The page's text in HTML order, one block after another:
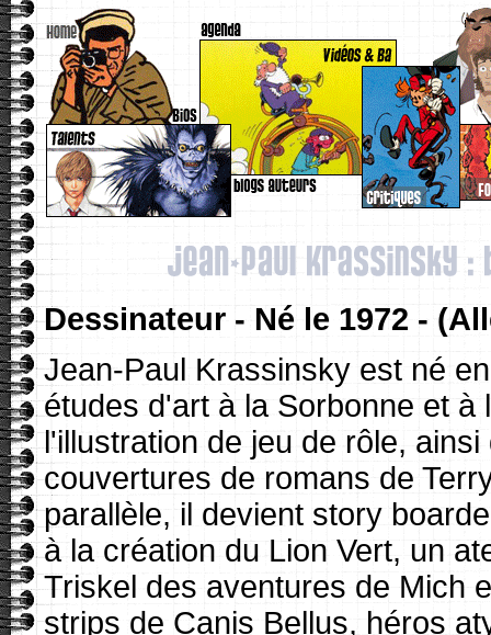
Dessinateur - Né le 1972 -
Jean-Paul Krassinsky est né
études d'art à la Sorbonne et
l'illustration de jeu de rôle,
couvertures de romans de
parallèle, il devient story
à la création du Lion Vert, un
Triskel des aventures de Mich
strips de Canis Bellus, héros